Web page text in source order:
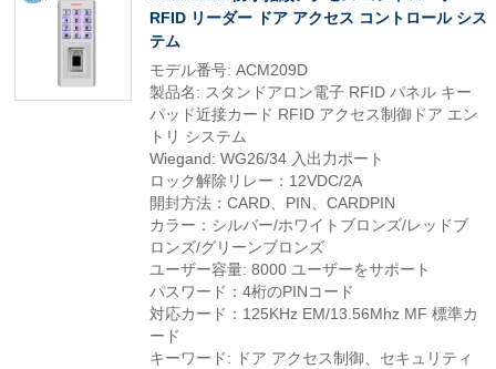
RFID リーダー ドア アクセス コントロール シス
テム
モデル番号: ACM209D
製品名: スタンドアロン電子 RFID パネル キー
パッド近接カード RFID アクセス制御ドア エン
トリ システム
Wiegand: WG26/34 入出力ポート
ロック解除リレー：12VDC/2A
開封方法：CARD、PIN、CARDPIN
カラー：シルバー/ホワイトブロンズ/レッドブ
ロンズ/グリーンブロンズ
ユーザー容量: 8000 ユーザーをサポート
パスワード：4桁のPINコード
対応カード：125KHz EM/13.56Mhz MF 標準カ
ード
キーワード: ドア アクセス制御、セキュリティ